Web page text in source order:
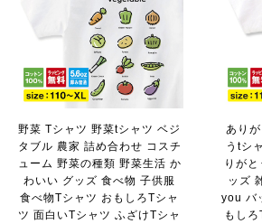
野菜 Tシャツ 野菜tシャツ ベジ
タブル 農家 詰め合わせ コスチ
ューム 野菜の種類 野菜生活 か
わいい グッズ 食べ物 子供服
食べ物Tシャツ おもしろTシャ
ツ 面白いTシャツ ふざけTシャ
あり
うtシ
りが
ッズ
you バ
もし